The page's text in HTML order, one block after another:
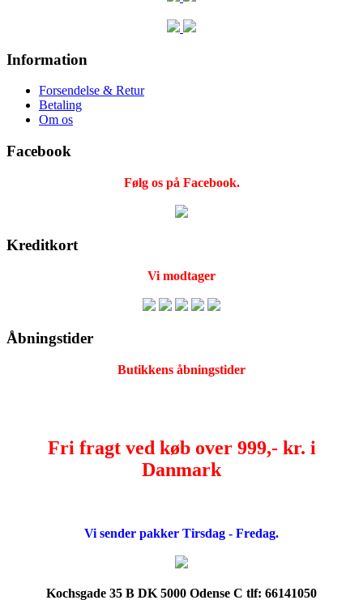
Information
Forsendelse & Retur
Betaling
Om os
Facebook
Følg os på Facebook.
Kreditkort
Vi modtager
Åbningstider
Butikkens åbningstider
Fri fragt ved køb over 999,- kr. i
Danmark
Vi sender pakker Tirsdag - Fredag.
Kochsgade 35 B DK 5000 Odense C tlf: 66141050